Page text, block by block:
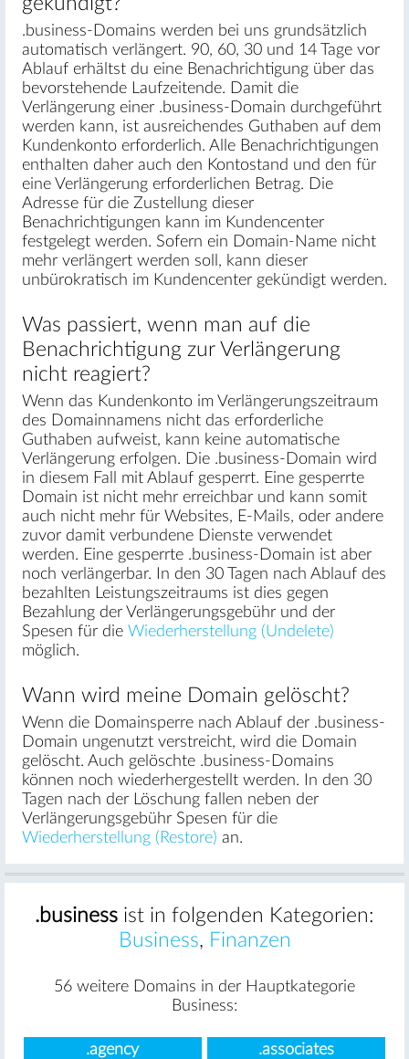
.business-Domains werden bei uns grundsätzlich
automatisch verlängert. 90, 60, 30 und 14 Tage vor
Ablauf erhältst du eine Benachrichtigung über das
bevorstehende Laufzeitende. Damit die
Verlängerung einer .business-Domain durchgeführt
werden kann, ist ausreichendes Guthaben auf dem
Kundenkonto erforderlich. Alle Benachrichtigungen
enthalten daher auch den Kontostand und den für
eine Verlängerung erforderlichen Betrag. Die
Adresse für die Zustellung dieser
Benachrichtigungen kann im Kundencenter
festgelegt werden. Sofern ein Domain-Name nicht
mehr verlängert werden soll, kann dieser
unbürokratisch im Kundencenter gekündigt werden.
Was passiert, wenn man auf die
Benachrichtigung zur Verlängerung
nicht reagiert?
Wenn das Kundenkonto im Verlängerungszeitraum
des Domainnamens nicht das erforderliche
Guthaben aufweist, kann keine automatische
Verlängerung erfolgen. Die .business-Domain wird
in diesem Fall mit Ablauf gesperrt. Eine gesperrte
Domain ist nicht mehr erreichbar und kann somit
auch nicht mehr für Websites, E-Mails, oder andere
zuvor damit verbundene Dienste verwendet
werden. Eine gesperrte .business-Domain ist aber
noch verlängerbar. In den 30 Tagen nach Ablauf des
bezahlten Leistungszeitraums ist dies gegen
Bezahlung der Verlängerungsgebühr und der
Spesen für die Wiederherstellung (Undelete)
möglich.
Wann wird meine Domain gelöscht?
Wenn die Domainsperre nach Ablauf der .business-
Domain ungenutzt verstreicht, wird die Domain
gelöscht. Auch gelöschte .business-Domains
können noch wiederhergestellt werden. In den 30
Tagen nach der Löschung fallen neben der
Verlängerungsgebühr Spesen für die
Wiederherstellung (Restore) an.
.business ist in folgenden Kategorien:
Business, Finanzen
56 weitere Domains in der Hauptkategorie
Business:
.agency
.associates